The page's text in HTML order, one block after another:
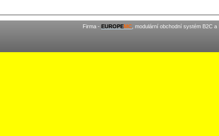
Firma - EUROPEMC , modulární obchodní systém B2C